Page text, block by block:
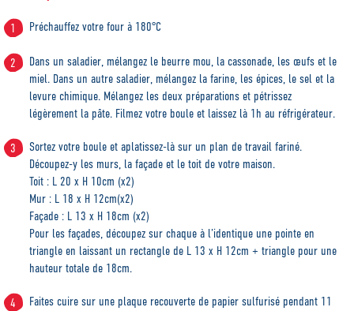
Préchauffez votre four à 180°C
Dans un saladier, mélangez le beurre mou, la cassonade, les œufs et le
miel. Dans un autre saladier, mélangez la farine, les épices, le sel et la
levure chimique. Mélangez les deux préparations et pétrissez
légèrement la pâte. Filmez votre boule et laissez là 1h au réfrigérateur.
Sortez votre boule et aplatissez-là sur un plan de travail fariné.
Découpez-y les murs, la façade et le toit de votre maison.
Toit : L 20 x H 10cm (x2)
Mur : L 18 x H 12cm(x2)
Façade : L 13 x H 18cm (x2)
Pour les façades, découpez sur chaque à l’identique une pointe en
triangle en laissant un rectangle de L 13 x H 12cm + triangle pour une
hauteur totale de 18cm.
Faites cuire sur une plaque recouverte de papier sulfurisé pendant 11